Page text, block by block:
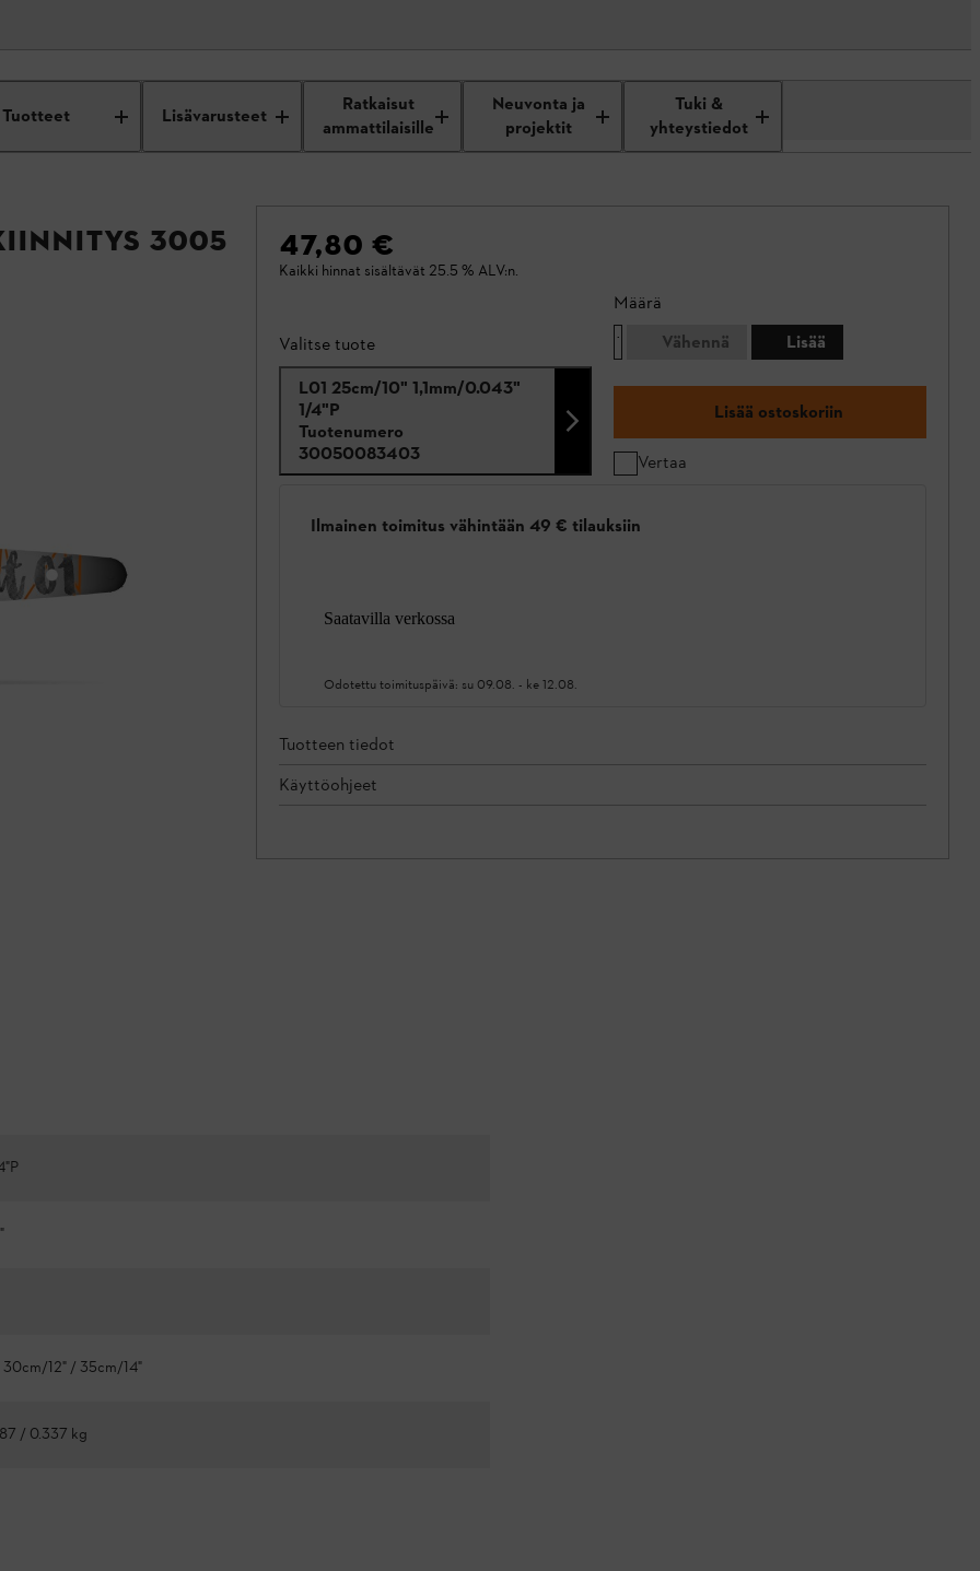
Tuotteet Lisävarusteet
Ratkaisut
ammattilaisille
Neuvonta ja
projektit
Tuki &
yhteystiedot
3005 47,80 €
Kaikki hinnat sisältävät 25.5 % ALV:n.
Valitse tuote
L01 25cm/10" 1,1mm/0.043"
1/4"P
Tuotenumero
30050083403
Määrä
Vähennä
Lisää
Lisää ostoskoriin
Vertaa
Ilmainen toimitus vähintään 49 € tilauksiin
Saatavilla verkossa
Odotettu toimituspäivä: su 09.08. - ke 12.08.
Tuotteen tiedot
Käyttöohjeet
12" / 35cm/14"
/ 0.337 kg